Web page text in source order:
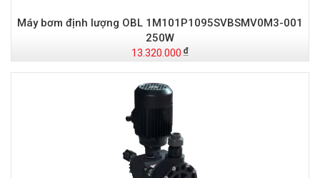
Máy bơm định lượng OBL 1M101P1095SVBSMV0M3-001
250W
13.320.000